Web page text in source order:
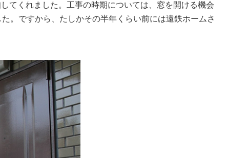
てくれました。工事の時期については、窓を開ける機会
。ですから、たしかその半年くらい前には遠鉄ホームさ